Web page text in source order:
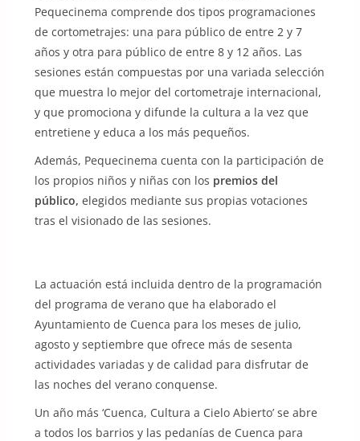
Pequecinema comprende dos tipos programaciones
de cortometrajes: una para público de entre 2 y 7
años y otra para público de entre 8 y 12 años. Las
sesiones están compuestas por una variada selección
que muestra lo mejor del cortometraje internacional,
y que promociona y difunde la cultura a la vez que
entretiene y educa a los más pequeños.
Además, Pequecinema cuenta con la participación de
los propios niños y niñas con los premios del
público, elegidos mediante sus propias votaciones
tras el visionado de las sesiones.
La actuación está incluida dentro de la programación
del programa de verano que ha elaborado el
Ayuntamiento de Cuenca para los meses de julio,
agosto y septiembre que ofrece más de sesenta
actividades variadas y de calidad para disfrutar de
las noches del verano conquense.
Un año más ‘Cuenca, Cultura a Cielo Abierto’ se abre
a todos los barrios y las pedanías de Cuenca para